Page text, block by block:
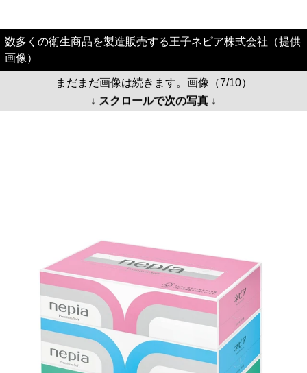
数多くの衛生商品を製造販売する王子ネピア株式会社（提供
画像）
まだまだ画像は続きます。画像（7/10）
↓ スクロールで次の写真 ↓